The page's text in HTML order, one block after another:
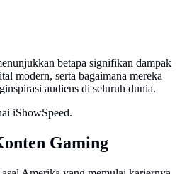
betapa signifikan dampak
modern, serta bagaimana mereka
audiens di seluruh dunia.
iShowSpeed.
Gaming